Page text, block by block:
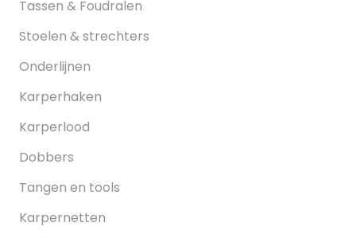
Tassen & Foudralen
Stoelen & strechters
Onderlijnen
Karperhaken
Karperlood
Dobbers
Tangen en tools
Karpernetten